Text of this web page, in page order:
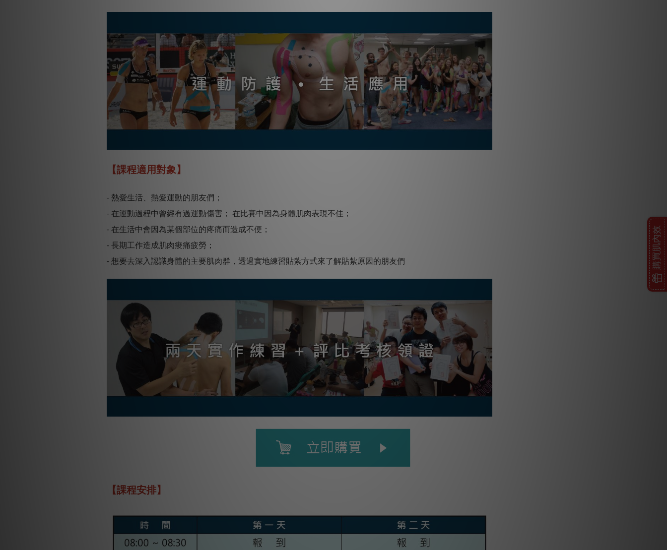
【課程適用對象】
- 熱愛生活、熱愛運動的朋友們；
- 在運動過程中曾經有過運動傷害； 在比賽中因為身體肌肉表現不佳；
- 在生活中會因為某個部位的疼痛而造成不便；
- 長期工作造成肌肉痠痛疲勞；
- 想要去深入認識身體的主要肌肉群，透過實地練習貼紮方式來了解貼紮原因的朋友們
【課程安排】
購買肌內效